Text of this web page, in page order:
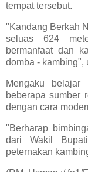
tempat tersebut.
"Kandang Berkah
seluas 624
bermanfaat dan
domba - kambing",
Mengaku
beberapa sumber
dengan cara
"Berharap
dari Wakil
peternakan